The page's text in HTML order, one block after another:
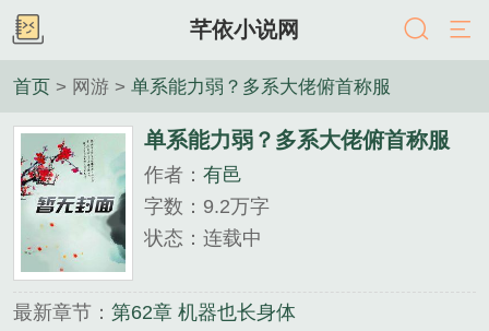
芊依小说网
首页 > 网游 > 单系能力弱？多系大佬俯首称服
单系能力弱？多系大佬俯首称服
作者： 有邑
字数：9.2万字
状态：连载中
最新章节： 第62章 机器也长身体